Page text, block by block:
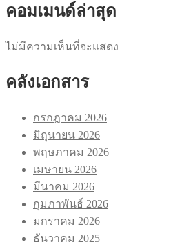
คอมเมนด์ล่าสุด
ไม่มีความเห็นที่จะแสดง
คลังเอกสาร
กรกฎาคม 2026
มิถุนายน 2026
พฤษภาคม 2026
เมษายน 2026
มีนาคม 2026
กุมภาพันธ์ 2026
มกราคม 2026
ธันวาคม 2025